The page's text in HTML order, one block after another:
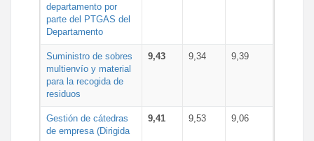
departamento por
parte del PTGAS del
Departamento
Suministro de sobres
multienvío y material
para la recogida de
residuos
9,43 9,34 9,39
Gestión de cátedras
de empresa (Dirigida
9,41 9,53 9,06